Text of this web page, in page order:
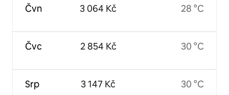
Čvn
Čvc
Srp
3 064 Kč
2 854 Kč
3 147 Kč
28 °C
30 °C
30 °C